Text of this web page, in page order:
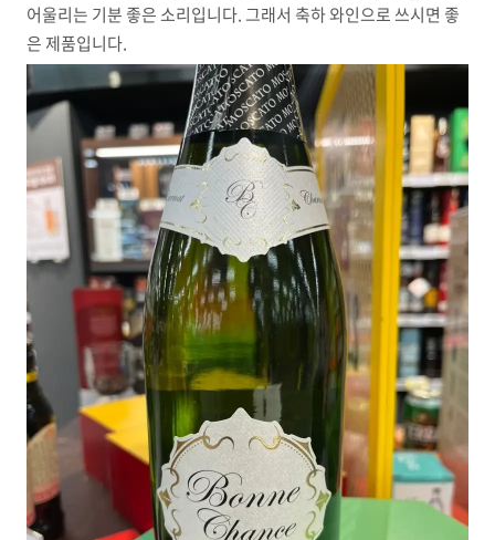
어울리는 기분 좋은 소리입니다. 그래서 축하 와인으로 쓰시면 좋
은 제품입니다.